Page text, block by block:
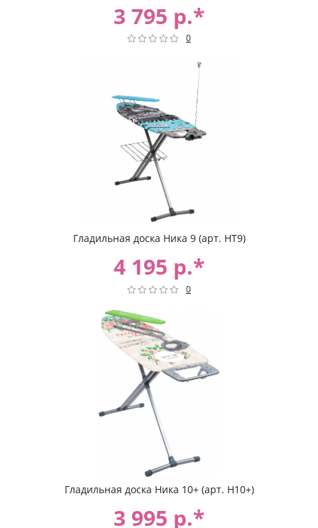
3 795 р.*
0
Гладильная доска Ника 9 (арт. НТ9)
4 195 р.*
0
Гладильная доска Ника 10+ (арт. Н10+)
3 995 р.*